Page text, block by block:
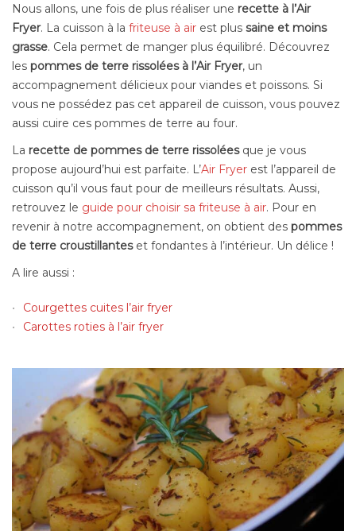
Nous allons, une fois de plus réaliser une recette à l’Air
Fryer. La cuisson à la friteuse à air est plus saine et moins
grasse. Cela permet de manger plus équilibré. Découvrez
les pommes de terre rissolées à l’Air Fryer, un
accompagnement délicieux pour viandes et poissons. Si
vous ne possédez pas cet appareil de cuisson, vous pouvez
aussi cuire ces pommes de terre au four.
La recette de pommes de terre rissoléesque je vous
propose aujourd’hui est parfaite. L’Air Fryer est l’appareil de
cuisson qu’il vous faut pour de meilleurs résultats. Aussi,
retrouvez le guide pour choisir sa friteuse à air. Pour en
revenir à notre accompagnement, on obtient des pommes
de terre croustillanteset fondantes à l’intérieur. Un délice !
A lire aussi :
Courgettes cuites l’air fryer
Carottes roties à l’air fryer